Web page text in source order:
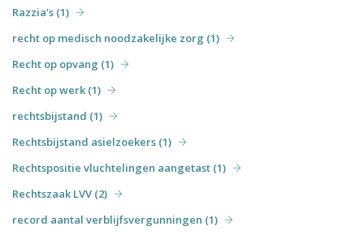
Razzia's (1)
recht op medisch noodzakelijke zorg (1)
Recht op opvang (1)
Recht op werk (1)
rechtsbijstand (1)
Rechtsbijstand asielzoekers (1)
Rechtspositie vluchtelingen aangetast (1)
Rechtszaak LVV (2)
record aantal verblijfsvergunningen (1)